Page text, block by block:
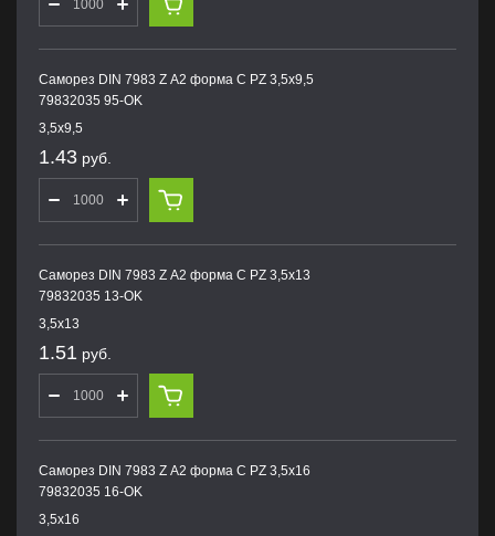
Саморез DIN 7983 Z А2 форма С PZ 3,5х9,5
79832035 95-OK
3,5х9,5
1.43 руб.
Саморез DIN 7983 Z А2 форма С PZ 3,5х13
79832035 13-OK
3,5х13
1.51 руб.
Саморез DIN 7983 Z А2 форма С PZ 3,5х16
79832035 16-OK
3,5х16